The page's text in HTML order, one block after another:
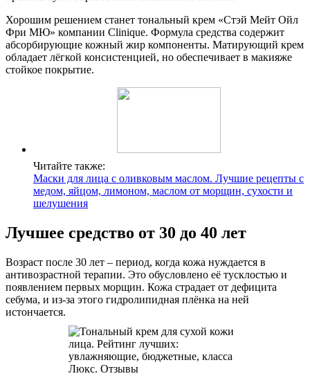
Хорошим решением станет тональный крем «Стэй Мейт Ойл
Фри МЮ» компании Clinique. Формула средства содержит
абсорбирующие кожный жир компоненты. Матирующий крем
обладает лёгкой консистенцией, но обеспечивает в макияже
стойкое покрытие.
Читайте также:
Маски для лица с оливковым маслом. Лучшие рецепты с
медом, яйцом, лимоном, маслом от морщин, сухости и
шелушения
Лучшее средство от 30 до 40 лет
Возраст после 30 лет – период, когда кожа нуждается в
антивозрастной терапии. Это обусловлено её тусклостью и
появлением первых морщин. Кожа страдает от дефицита
себума, и из-за этого гидролипидная плёнка на ней
истончается.